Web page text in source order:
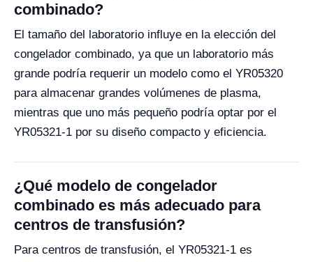
combinado?
El tamaño del laboratorio influye en la elección del
congelador combinado, ya que un laboratorio más
grande podría requerir un modelo como el YR05320
para almacenar grandes volúmenes de plasma,
mientras que uno más pequeño podría optar por el
YR05321-1 por su diseño compacto y eficiencia.
¿Qué modelo de congelador
combinado es más adecuado para
centros de transfusión?
Para centros de transfusión, el YR05321-1 es